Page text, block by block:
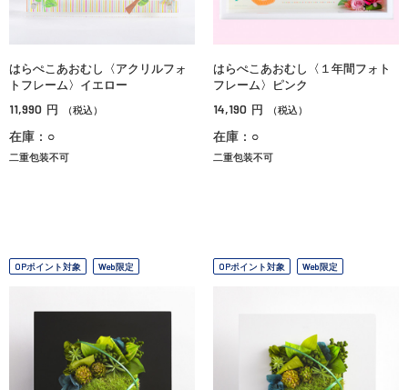
はらぺこあおむし〈アクリルフォ
トフレーム〉イエロー
11,990 円 （税込）
在庫：○
二重包装不可
はらぺこあおむし〈１年間フォト
フレーム〉ピンク
14,190 円 （税込）
在庫：○
二重包装不可
OPポイント対象 Web限定 OPポイント対象 Web限定